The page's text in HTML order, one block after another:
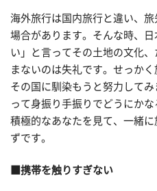
海外旅行は国内旅行と違い、
場合があります。そんな時、
い」と言ってその土地の文化
まないのは失礼です。せっかく
その国に馴染もうと努力して
って身振り手振りでどうにか
積極的なあなたを見て、一緒
ずです。
■携帯を触りすぎない